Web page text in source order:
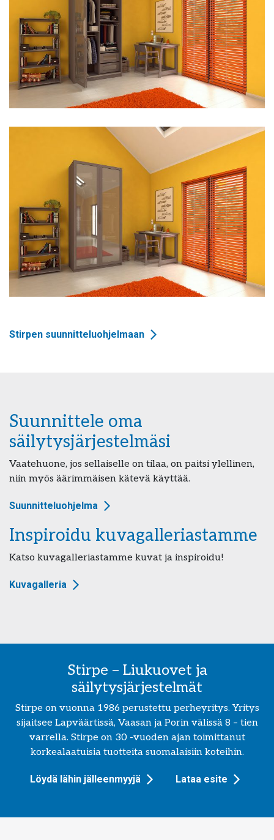
Stirpen suunnitteluohjelmaan
Suunnittele oma
säilytysjärjestelmäsi
Vaatehuone, jos sellaiselle on tilaa, on paitsi ylellinen,
niin myös äärimmäisen kätevä käyttää.
Suunnitteluohjelma
Inspiroidu kuvagalleriastamme
Katso kuvagalleriastamme kuvat ja inspiroidu!
Kuvagalleria
Stirpe – Liukuovet ja
säilytysjärjestelmät
Stirpe on vuonna 1986 perustettu perheyritys. Yritys
sijaitsee Lapväärtissä, Vaasan ja Porin välissä 8 – tien
varrella. Stirpe on 30 -vuoden ajan toimittanut
korkealaatuisia tuotteita suomalaisiin koteihin.
Löydä lähin jälleenmyyjä Lataa esite